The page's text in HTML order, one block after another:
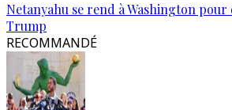
Netanyahu se rend à Washington pour
Trump
RECOMMANDÉ